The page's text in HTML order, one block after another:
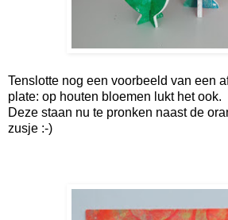
Tenslotte nog een voorbeeld van een
plate: op houten bloemen lukt het ook.
Deze staan nu te pronken naast de
zusje :-)